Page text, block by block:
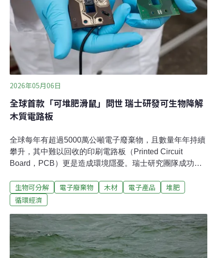
成的電腦、Fairphone可維修的模組化手機。台灣大哥大
則介紹台灣首套手機回收的產品類別規則（PCR），每回
收或購買一支循環手機，比起買新機可減少約16倍碳排。
2026年05月06日
全球首款「可堆肥滑鼠」問世 瑞士研發可生物降解
木質電路板
全球每年有超過5000萬公噸電子廢棄物，且數量年年持續
攀升，其中難以回收的印刷電路板（Printed Circuit
Board，PCB）更是造成環境隱憂。瑞士研究團隊成功以
步設計出可堆肥回收的滑鼠，為電子業永續發展帶來關鍵
突破。傳統電路板回收陷困境 每年釀5000萬噸電子廢棄物
刷，幾乎所有電子產品都仰賴印刷電路板運作。這些看似
不起眼的綠色薄板，負責串聯裝置內部所有電子零件，是
科技產品不可或缺的核心元件。然而，這項高科技產業的
關鍵元件，卻隱藏龐大的環境代價。根據多項國際統計，
生物可分解 電子廢棄物 木材 電子產品
堆肥
循環經濟